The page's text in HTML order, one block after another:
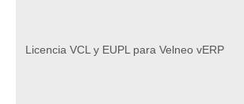
Licencia VCL y EUPL para Velneo vERP